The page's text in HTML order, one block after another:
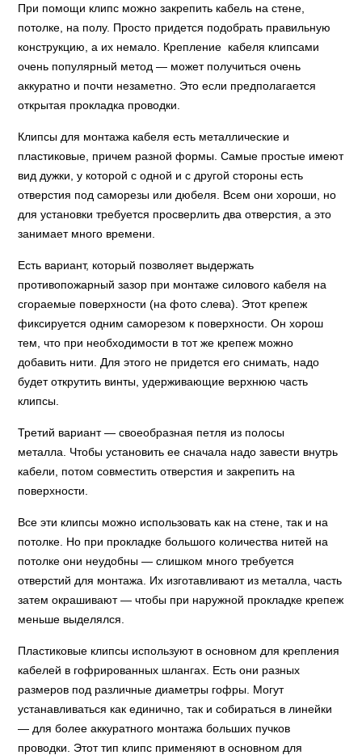
При помощи клипс можно закрепить кабель на стене,
потолке, на полу. Просто придется подобрать правильную
конструкцию, а их немало. Крепление кабеля клипсами
очень популярный метод — может получиться очень
аккуратно и почти незаметно. Это если предполагается
открытая прокладка проводки.
Клипсы для монтажа кабеля есть металлические и
пластиковые, причем разной формы. Самые простые имеют
вид дужки, у которой с одной и с другой стороны есть
отверстия под саморезы или дюбеля. Всем они хороши, но
для установки требуется просверлить два отверстия, а это
занимает много времени.
Есть вариант, который позволяет выдержать
противопожарный зазор при монтаже силового кабеля на
сгораемые поверхности (на фото слева). Этот крепеж
фиксируется одним саморезом к поверхности. Он хорош
тем, что при необходимости в тот же крепеж можно
добавить нити. Для этого не придется его снимать, надо
будет открутить винты, удерживающие верхнюю часть
клипсы.
Третий вариант — своеобразная петля из полосы
металла. Чтобы установить ее сначала надо завести внутрь
кабели, потом совместить отверстия и закрепить на
поверхности.
Все эти клипсы можно использовать как на стене, так и на
потолке. Но при прокладке большого количества нитей на
потолке они неудобны — слишком много требуется
отверстий для монтажа. Их изготавливают из металла, часть
затем окрашивают — чтобы при наружной прокладке крепеж
меньше выделялся.
Пластиковые клипсы используют в основном для крепления
кабелей в гофрированных шлангах. Есть они разных
размеров под различные диаметры гофры. Могут
устанавливаться как единично, так и собираться в линейки
— для более аккуратного монтажа больших пучков
проводки. Этот тип клипс применяют в основном для